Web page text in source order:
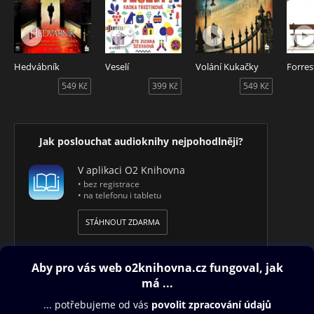
Hedvábník
549 Kč
Veselí
399 Kč
Volání Kukačky
549 Kč
Jak poslouchat audioknihy nejpohodlněji?
V aplikaci O2 Knihovna
• bez registrace
• na telefonu i tabletu
STÁHNOUT ZDARMA
Obsah ke stažení